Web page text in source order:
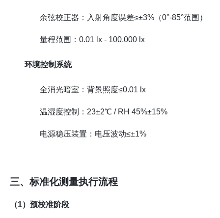
余弦校正器：入射角度误差≤±3%（0°-85°范围）
量程范围：0.01 lx - 100,000 lx
环境控制系统
全消光暗室：背景照度≤0.01 lx
温湿度控制：23±2℃ / RH 45%±15%
电源稳压装置：电压波动≤±1%
三、标准化测量执行流程
（1）预校准阶段